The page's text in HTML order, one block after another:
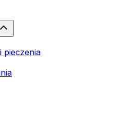
pieczenia